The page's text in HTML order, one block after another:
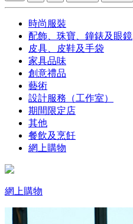
時尚服裝
配飾、珠寶、鐘錶及眼鏡
皮具、皮鞋及手袋
家具品味
創意禮品
藝術
設計服務（工作室）
期間限定店
其他
餐飲及烹飪
網上購物
網上購物